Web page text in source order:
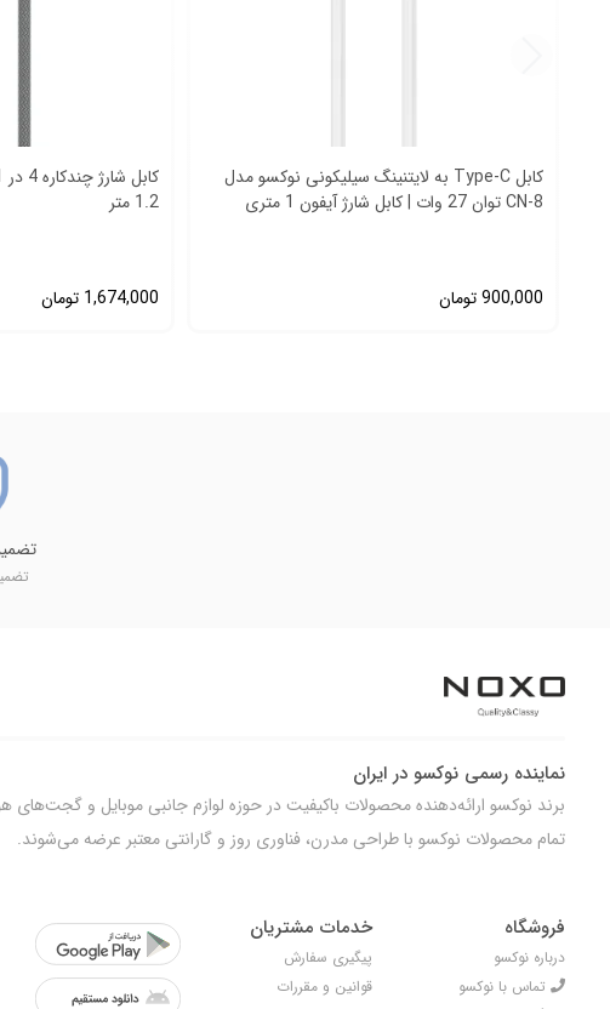
کابل Type‑C به لایتنینگ سیلیکونی نوکسو مدل
CN‑8 توان 27 وات | کابل شارژ آیفون 1 متری
900,000تومان
1.2 متر
1,674,000 تومان
نماینده رسمی نوکسو در ایران
برند نوکسو ارائه‌دهنده محصولات باکیفیت در حوزه لوازم جانبی موبایل و گجت‌های
تمام محصولات نوکسو با طراحی مدرن، فناوری روز و گارانتی معتبر عرضه می‌شوند.
فروشگاه
درباره نوکسو
تماس با نوکسو
خدمات مشتریان
پیگیری سفارش
قوانین و مقررات